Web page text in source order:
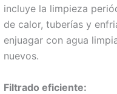
incluye la limpieza
de calor, tuberías y
enjuagar con agua
nuevos.
Filtrado eficiente: